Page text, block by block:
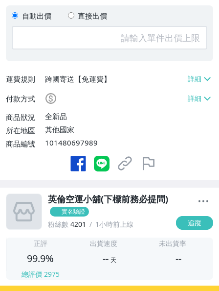
自動出價 直接出價
運費規則
跨國寄送【免運費】
付款方式
商品狀況
全新品
所在地區
其他國家
商品編號
101480697989
英倫空運小舖(下標前務必提問)
實名驗證
粉絲數 4201 1小時前上線 追蹤
正評
99.9%
總評價 2975
出貨速度
-- 天
未出貨率
--